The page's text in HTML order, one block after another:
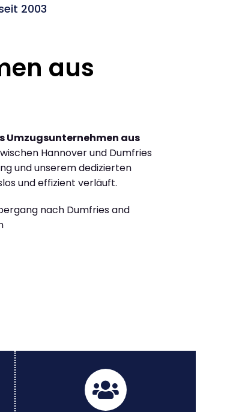
2003
aus
Umzugsunternehmen aus
Hannover und Dumfries
und unserem dedizierten
und effizient verläuft.
nach Dumfries and